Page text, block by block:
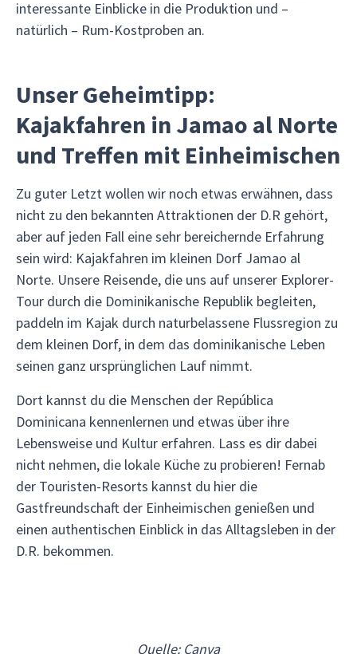
interessante Einblicke in die Produktion und –
natürlich – Rum-Kostproben an.
Unser Geheimtipp:
Kajakfahren in Jamao al Norte
und Treffen mit Einheimischen
Zu guter Letzt wollen wir noch etwas erwähnen, dass
nicht zu den bekannten Attraktionen der D.R gehört,
aber auf jeden Fall eine sehr bereichernde Erfahrung
sein wird: Kajakfahren im kleinen Dorf Jamao al
Norte. Unsere Reisende, die uns auf unserer Explorer-
Tour durch die Dominikanische Republik begleiten,
paddeln im Kajak durch naturbelassene Flussregion zu
dem kleinen Dorf, in dem das dominikanische Leben
seinen ganz ursprünglichen Lauf nimmt.
Dort kannst du die Menschen der República
Dominicana kennenlernen und etwas über ihre
Lebensweise und Kultur erfahren. Lass es dir dabei
nicht nehmen, die lokale Küche zu probieren! Fernab
der Touristen-Resorts kannst du hier die
Gastfreundschaft der Einheimischen genießen und
einen authentischen Einblick in das Alltagsleben in der
D.R. bekommen.
Quelle: Canva